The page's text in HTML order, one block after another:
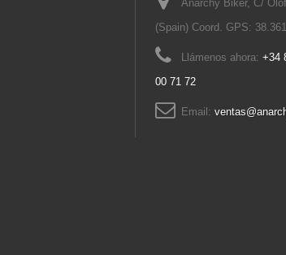
Anarchy Biker, C/
(Spain) Coord. GPS:
Llámenos ahora: +34
00 71 72
Email: